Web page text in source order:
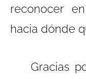
reconocer
hacia dónde
Gracias